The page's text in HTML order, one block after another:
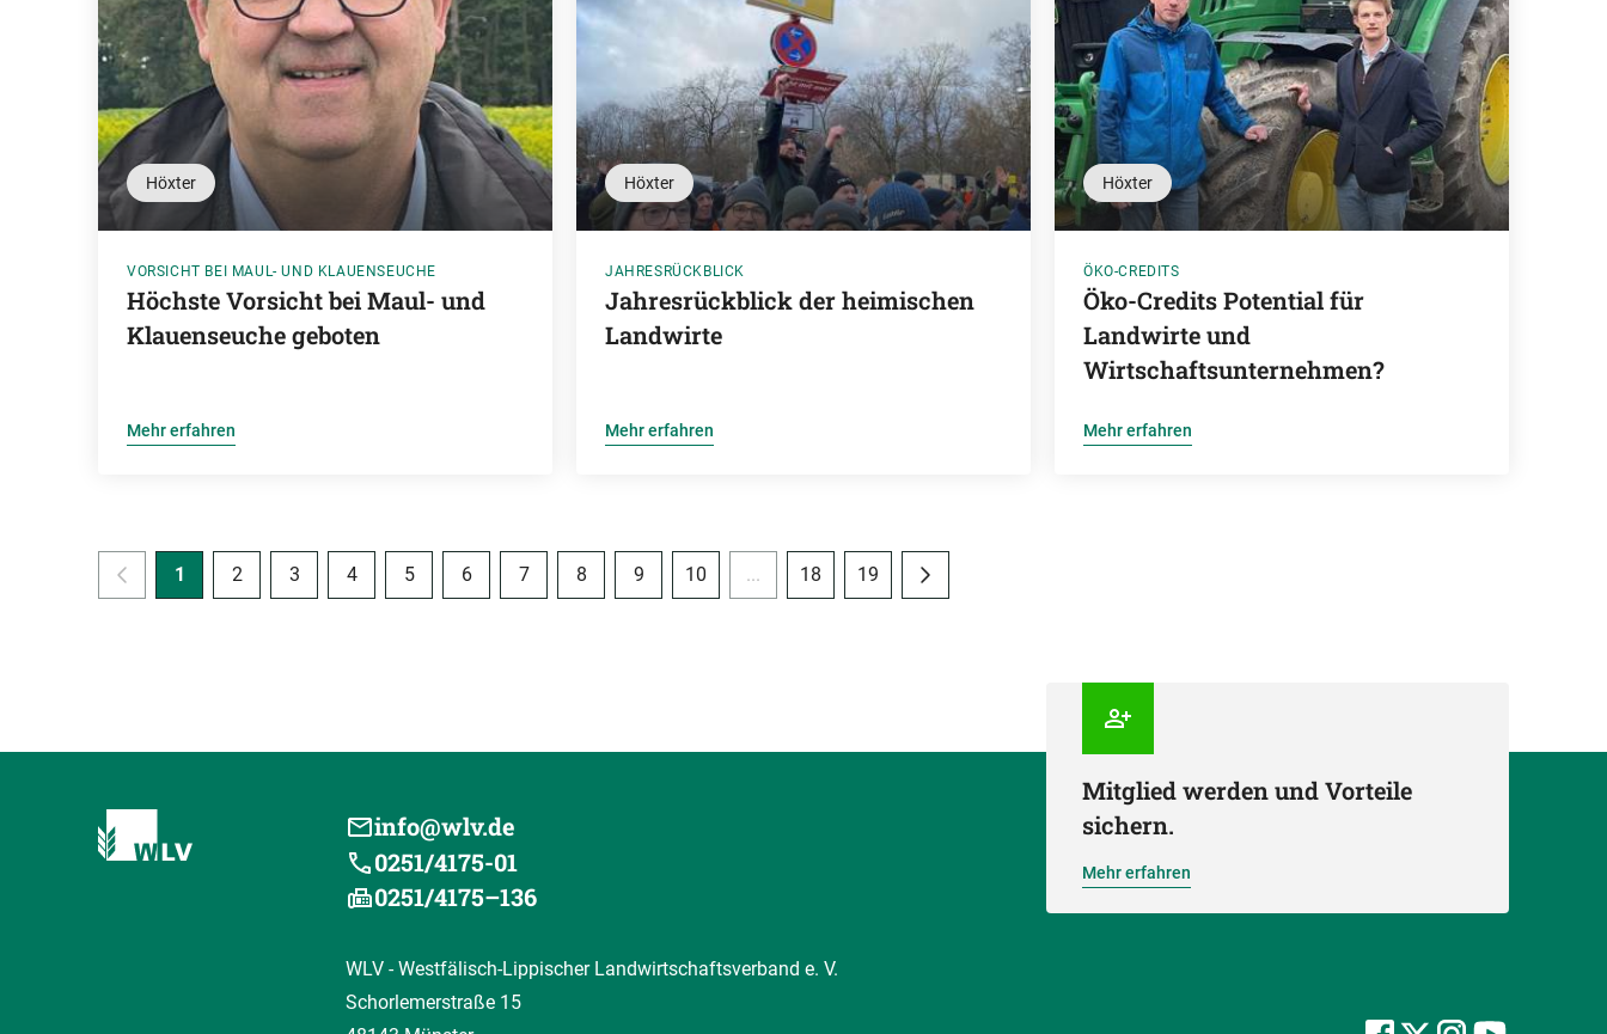
Höxter
VORSICHT BEI MAUL- UND KLAUENSEUCHE
Höchste Vorsicht bei Maul- und
Klauenseuche geboten
Mehr erfahren
Höxter
JAHRESRÜCKBLICK
Jahresrückblick der heimischen
Landwirte
Mehr erfahren
Höxter
ÖKO-CREDITS
Öko-Credits Potential für
Landwirte und
Wirtschaftsunternehmen?
Mehr erfahren
1 2 3 4 5 6 7 8 9 10 ... 18 19
Mitglied werden und Vorteile
sichern.
Mehr erfahren
info@wlv.de
0251/4175-01
0251/4175–136
WLV - Westfälisch-Lippischer Landwirtschaftsverband e. V.
Schorlemerstraße 15